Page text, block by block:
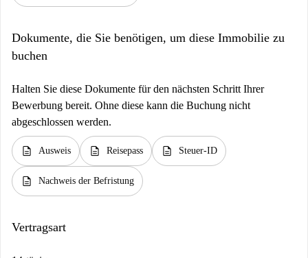
Dokumente, die Sie benötigen, um diese Immobilie zu
buchen
Halten Sie diese Dokumente für den nächsten Schritt Ihrer
Bewerbung bereit. Ohne diese kann die Buchung nicht
abgeschlossen werden.
description Ausweis description Reisepass description Steuer-ID
description Nachweis der Befristung
Vertragsart